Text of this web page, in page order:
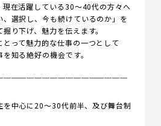
現在活躍している30〜40代の方々へ
、選択し、今も続けているのか」を
り下げ、魅力を伝えます。
って魅力的な仕事の一つとして
知る絶好の機会です。
中心に20〜30代前半、及び舞台制